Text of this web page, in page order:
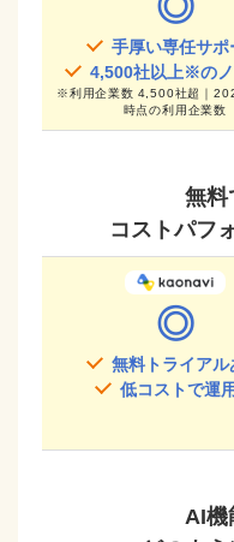
手厚い専任サポ
4,500社以上※の
※利用企業数 4,500社超｜
時点の利用企業数
無料
コストパフ
◎
無料トライアル
低コストで運
AI機